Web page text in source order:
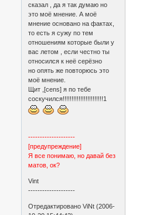
сказал , да я так думаю но
это моё мнение. А моё
мнение основано на фактах,
то есть я сужу по тем
отношениям которые были у
вас летом , если честно ты
относился к неё серёзно
но опять же повторюсь это
моё мнение.
Щит ,[cens] я по тебе
соскучился!!!!!!!!!!!!!!!!!!!!!!!1
--------------------
[предупреждение]
Я все понимаю, но давай без
матов, ок?
Vint
--------------------
Отредактировано ViNt (2006-